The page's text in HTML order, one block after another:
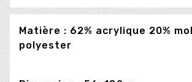
Matière : 62% acrylique 20%
polyester